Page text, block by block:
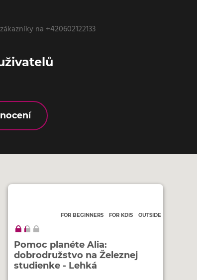
na +420602122133
FOR BEGINNERS FOR KDIS OUTSIDE
Pomoc planéte Alia:
dobrodružstvo na Železnej
studienke - Lehká